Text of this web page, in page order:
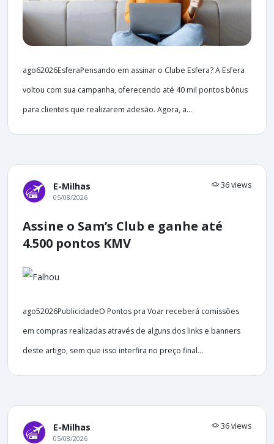
ago62026EsferaPensando em assinar o Clube Esfera? A Esfera
voltou com sua campanha, oferecendo até 40 mil pontos bônus
para clientes que realizarem adesão. Agora, a...
E-Milhas 36 views
05/08/2026
Assine o Sam’s Club e ganhe até
4.500 pontos KMV
ago52026PublicidadeO Pontos pra Voar receberá comissões
em compras realizadas através de alguns dos links e banners
deste artigo, sem que isso interfira no preço final...
E-Milhas 36 views
05/08/2026